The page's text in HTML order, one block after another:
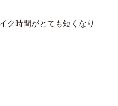
ク時間がとても短くなり